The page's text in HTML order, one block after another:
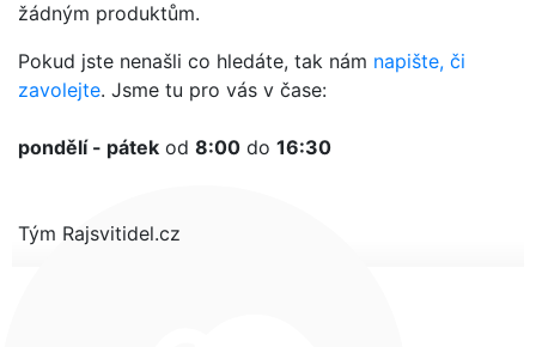
žádným produktům.
Pokud jste nenašli co hledáte, tak nám napište, či
zavolejte. Jsme tu pro vás v čase:
pondělí - pátek od 8:00 do 16:30
Tým Rajsvitidel.cz